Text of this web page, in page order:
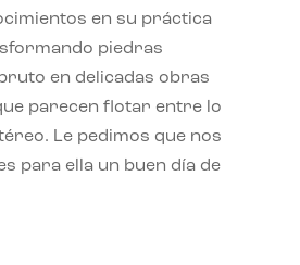
en su práctica
piedras
en delicadas obras
parecen flotar entre lo
Le pedimos que nos
para ella un buen día de